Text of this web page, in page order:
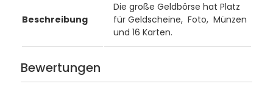
Beschreibung
Die große Geldbörse hat Platz
für Geldscheine, Foto, Münzen
und 16 Karten.
Bewertungen